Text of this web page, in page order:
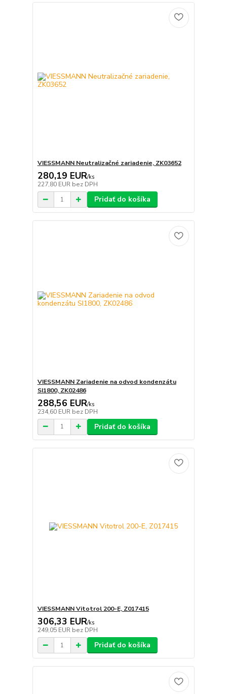
VIESSMANN Neutralizačné zariadenie, ZK03652
280,19 EUR/ks
227,80 EUR bez DPH
Pridať do košíka
VIESSMANN Zariadenie na odvod kondenzátu
SI1800, ZK02486
288,56 EUR/ks
234,60 EUR bez DPH
Pridať do košíka
VIESSMANN Vitotrol 200-E, Z017415
306,33 EUR/ks
249,05 EUR bez DPH
Pridať do košíka